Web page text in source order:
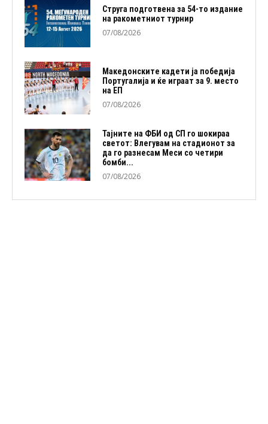
Струга подготвена за 54-то издание
на ракометниот турнир
07/08/2026
Македонските кадети ја победија
Португалија и ќе играат за 9. место
на ЕП
07/08/2026
Тајните на ФБИ од СП го шокираа
светот: Влегувам на стадионот за
да го разнесам Меси со четири
бомби...
07/08/2026